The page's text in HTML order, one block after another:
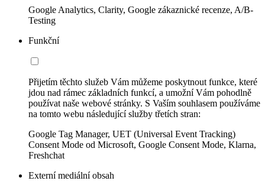
Google Analytics, Clarity, Google zákaznické recenze, A/B-
Testing
Funkční
Přijetím těchto služeb Vám můžeme poskytnout funkce, které
jdou nad rámec základních funkcí, a umožní Vám pohodlně
používat naše webové stránky. S Vaším souhlasem používáme
na tomto webu následující služby třetích stran:
Google Tag Manager, UET (Universal Event Tracking)
Consent Mode od Microsoft, Google Consent Mode, Klarna,
Freshchat
Externí mediální obsah